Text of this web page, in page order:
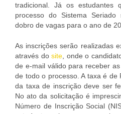
tradicional. Já os estudantes
processo do Sistema
dobro de vagas para o ano de
As inscrições serão realizadas
através dosite , onde o
de e-mail válido para receber
de todo o processo. A taxa é
da taxa de inscrição deve ser
No ato da solicitação é
Número de Inscrição Social